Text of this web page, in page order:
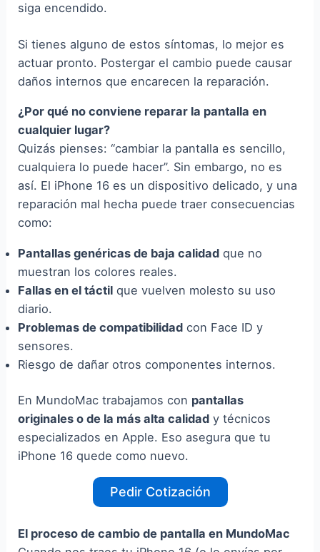
siga encendido.
Si tienes alguno de estos síntomas, lo mejor es
actuar pronto. Postergar el cambio puede causar
daños internos que encarecen la reparación.
¿Por qué no conviene reparar la pantalla en
cualquier lugar?
Quizás pienses: “cambiar la pantalla es sencillo,
cualquiera lo puede hacer”. Sin embargo, no es
así. El iPhone 16 es un dispositivo delicado, y una
reparación mal hecha puede traer consecuencias
como:
Pantallas genéricas de baja calidad que no
muestran los colores reales.
Fallas en el táctil que vuelven molesto su uso
diario.
Problemas de compatibilidad con Face ID y
sensores.
Riesgo de dañar otros componentes internos.
En MundoMac trabajamos con pantallas
originales o de la más alta calidad y técnicos
especializados en Apple. Eso asegura que tu
iPhone 16 quede como nuevo.
Pedir Cotización
El proceso de cambio de pantalla en MundoMac